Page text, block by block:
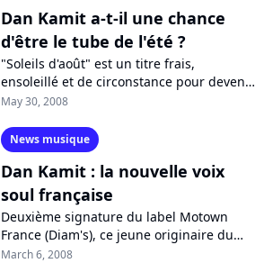
Dan Kamit a-t-il une chance
d'être le tube de l'été ?
"Soleils d'août" est un titre frais,
ensoleillé et de circonstance pour devenir
l'un des tubes de cet été. L'album de Dan
May 30, 2008
News musique
Dan Kamit : la nouvelle voix
soul française
Deuxième signature du label Motown
France (Diam's), ce jeune originaire du
Cameroun débarque sur les ondes et
March 6, 2008